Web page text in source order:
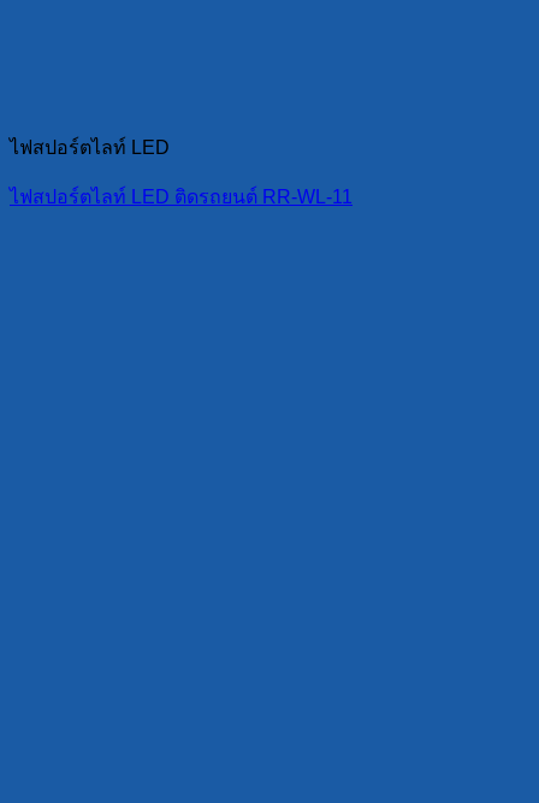
ไฟสปอร์ตไลท์ LED
ไฟสปอร์ตไลท์ LED ติดรถยนต์ RR-WL-11